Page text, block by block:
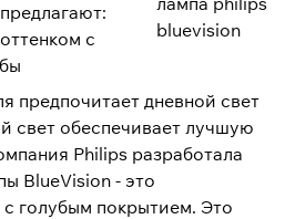
с
предпочитает дневной свет
свет обеспечивает лучшую
Philips разработала
BlueVision - это
голубым покрытием. Это